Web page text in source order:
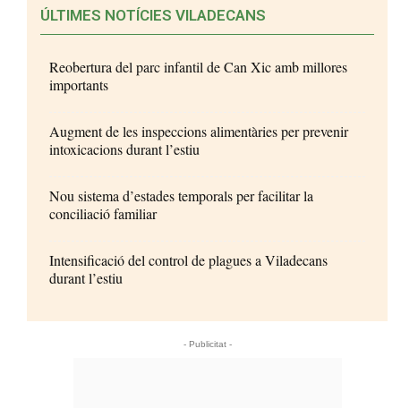
ÚLTIMES NOTÍCIES VILADECANS
Reobertura del parc infantil de Can Xic amb millores
importants
Augment de les inspeccions alimentàries per prevenir
intoxicacions durant l’estiu
Nou sistema d’estades temporals per facilitar la
conciliació familiar
Intensificació del control de plagues a Viladecans
durant l’estiu
- Publicitat -